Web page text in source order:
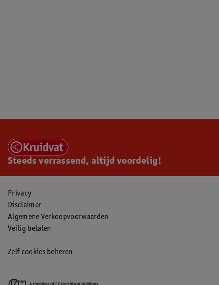
Steeds verrassend, altijd voordelig!
Privacy
Disclaimer
Algemene Verkoopvoorwaarden
Veilig betalen
Zelf cookies beheren